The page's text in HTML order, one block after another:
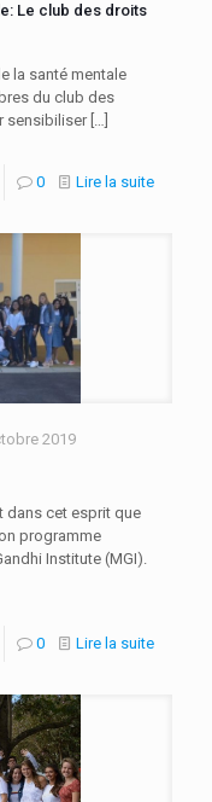
Le club des droits
la santé mentale
du club des
sensibiliser[…]
0 Lire la suite
2019
dans cet esprit que
programme
Institute (MGI).
0 Lire la suite